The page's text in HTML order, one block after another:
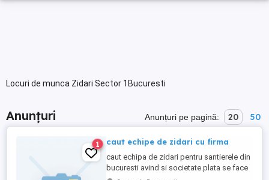
Locuri de munca Zidari Sector 1Bucuresti
Anunțuri Anunțuri pe pagină: 20 50
1 caut echipe de zidari cu firma
caut echipa de zidari pentru santierele din
bucuresti avind si societate.plata se face